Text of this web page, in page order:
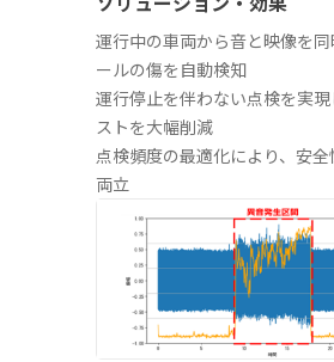
運行中の車両から音と映像を
ールの傷を自動検知
運行停止を伴わない点検を実
ストを大幅削減
点検頻度の最適化により、安
両立